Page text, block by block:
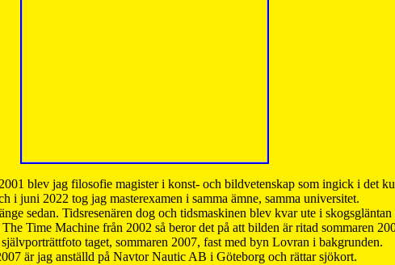
blev jag filosofie magister i konst- och bildvetenskap som ingick i det
i juni 2022 tog jag masterexamen i samma ämne, samma universitet.
sedan. Tidsresenären dog och tidsmaskinen blev kvar ute i
Time Machine från 2002 så beror det på att bilden är ritad sommaren
taget, sommaren 2007, fast med byn Lovran i bakgrunden.
är jag anställd på Navtor Nautic AB i Göteborg och rättar sjökort.